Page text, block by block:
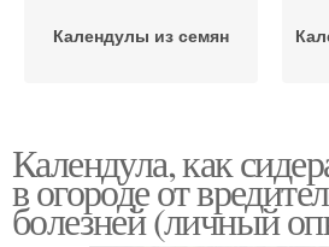
Календулы из семян
Посадки с календулой
Календула, как
в огороде от
болезней (личный